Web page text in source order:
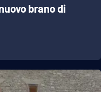
brano di